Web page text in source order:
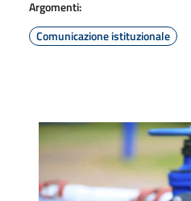
Argomenti:
Comunicazione istituzionale